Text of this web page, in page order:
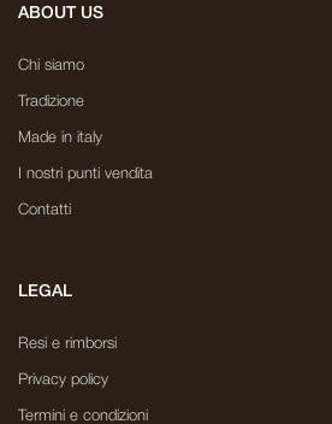
ABOUT US
Chi siamo
Tradizione
Made in italy
I nostri punti vendita
Contatti
LEGAL
Resi e rimborsi
Privacy policy
Termini e condizioni